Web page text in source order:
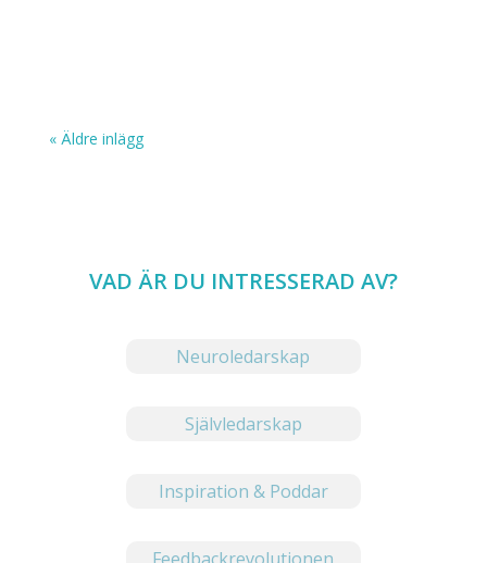
« Äldre inlägg
VAD ÄR DU INTRESSERAD AV?
Neuroledarskap
Självledarskap
Inspiration & Poddar